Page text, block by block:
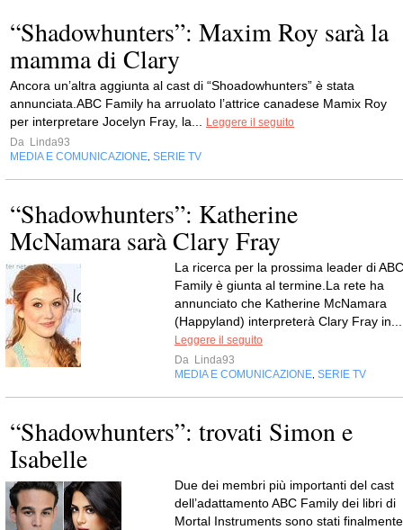
“Shadowhunters”: Maxim Roy sarà la
mamma di Clary
Ancora un’altra aggiunta al cast di “Shoadowhunters” è stata
annunciata.ABC Family ha arruolato l’attrice canadese Mamix Roy
per interpretare Jocelyn Fray, la...
Leggere il seguito
Da Linda93
MEDIA E COMUNICAZIONE SERIE TV
“Shadowhunters”: Katherine
McNamara sarà Clary Fray
La ricerca per la prossima leader di ABC
Family è giunta al termine.La rete ha
annunciato che Katherine McNamara
(Happyland) interpreterà Clary Fray in...
Leggere il seguito
Da Linda93
MEDIA E COMUNICAZIONE SERIE TV
“Shadowhunters”: trovati Simon e
Isabelle
Due dei membri più importanti del cast
dell’adattamento ABC Family dei libri di
Mortal Instruments sono stati finalmente